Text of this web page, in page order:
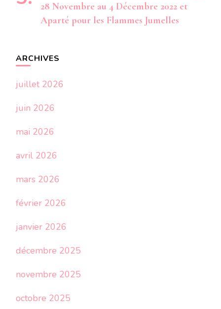
28 Novembre au 4 Décembre 2022 et
Aparté pour les Flammes Jumelles
ARCHIVES
juillet 2026
juin 2026
mai 2026
avril 2026
mars 2026
février 2026
janvier 2026
décembre 2025
novembre 2025
octobre 2025